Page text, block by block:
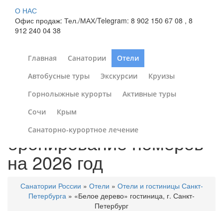
О НАС
Офис продаж: Тел./МАХ/Telegram: 8 902 150 67 08 , 8
912 240 04 38
Главная Санатории
Отели
Автобусные туры
Экскурсии
Круизы
Горнолыжные курорты
Активные туры
Сочи
Крым
Санаторно-курортное лечение
«Белое дерево»
гостиница, г. Санкт-
Петербург :
бронирование номеров
на 2026 год
Санатории России » Отели » Отели и гостиницы Санкт-
Петербурга » «Белое дерево» гостиница, г. Санкт-
Петербург